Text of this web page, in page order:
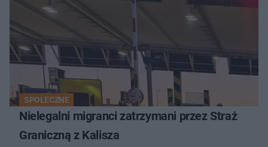
SPOŁECZNE
Nielegalni migranci zatrzymani przez Straż
Graniczną z Kalisza